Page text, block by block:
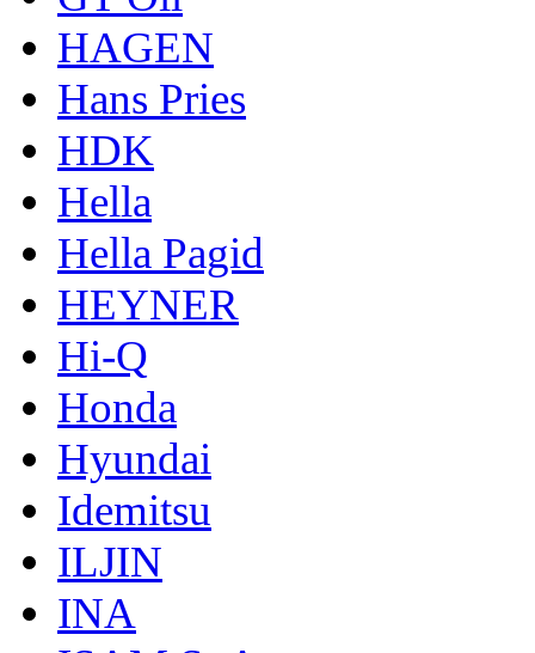
HAGEN
Hans Pries
HDK
Hella
Hella Pagid
HEYNER
Hi-Q
Honda
Hyundai
Idemitsu
ILJIN
INA